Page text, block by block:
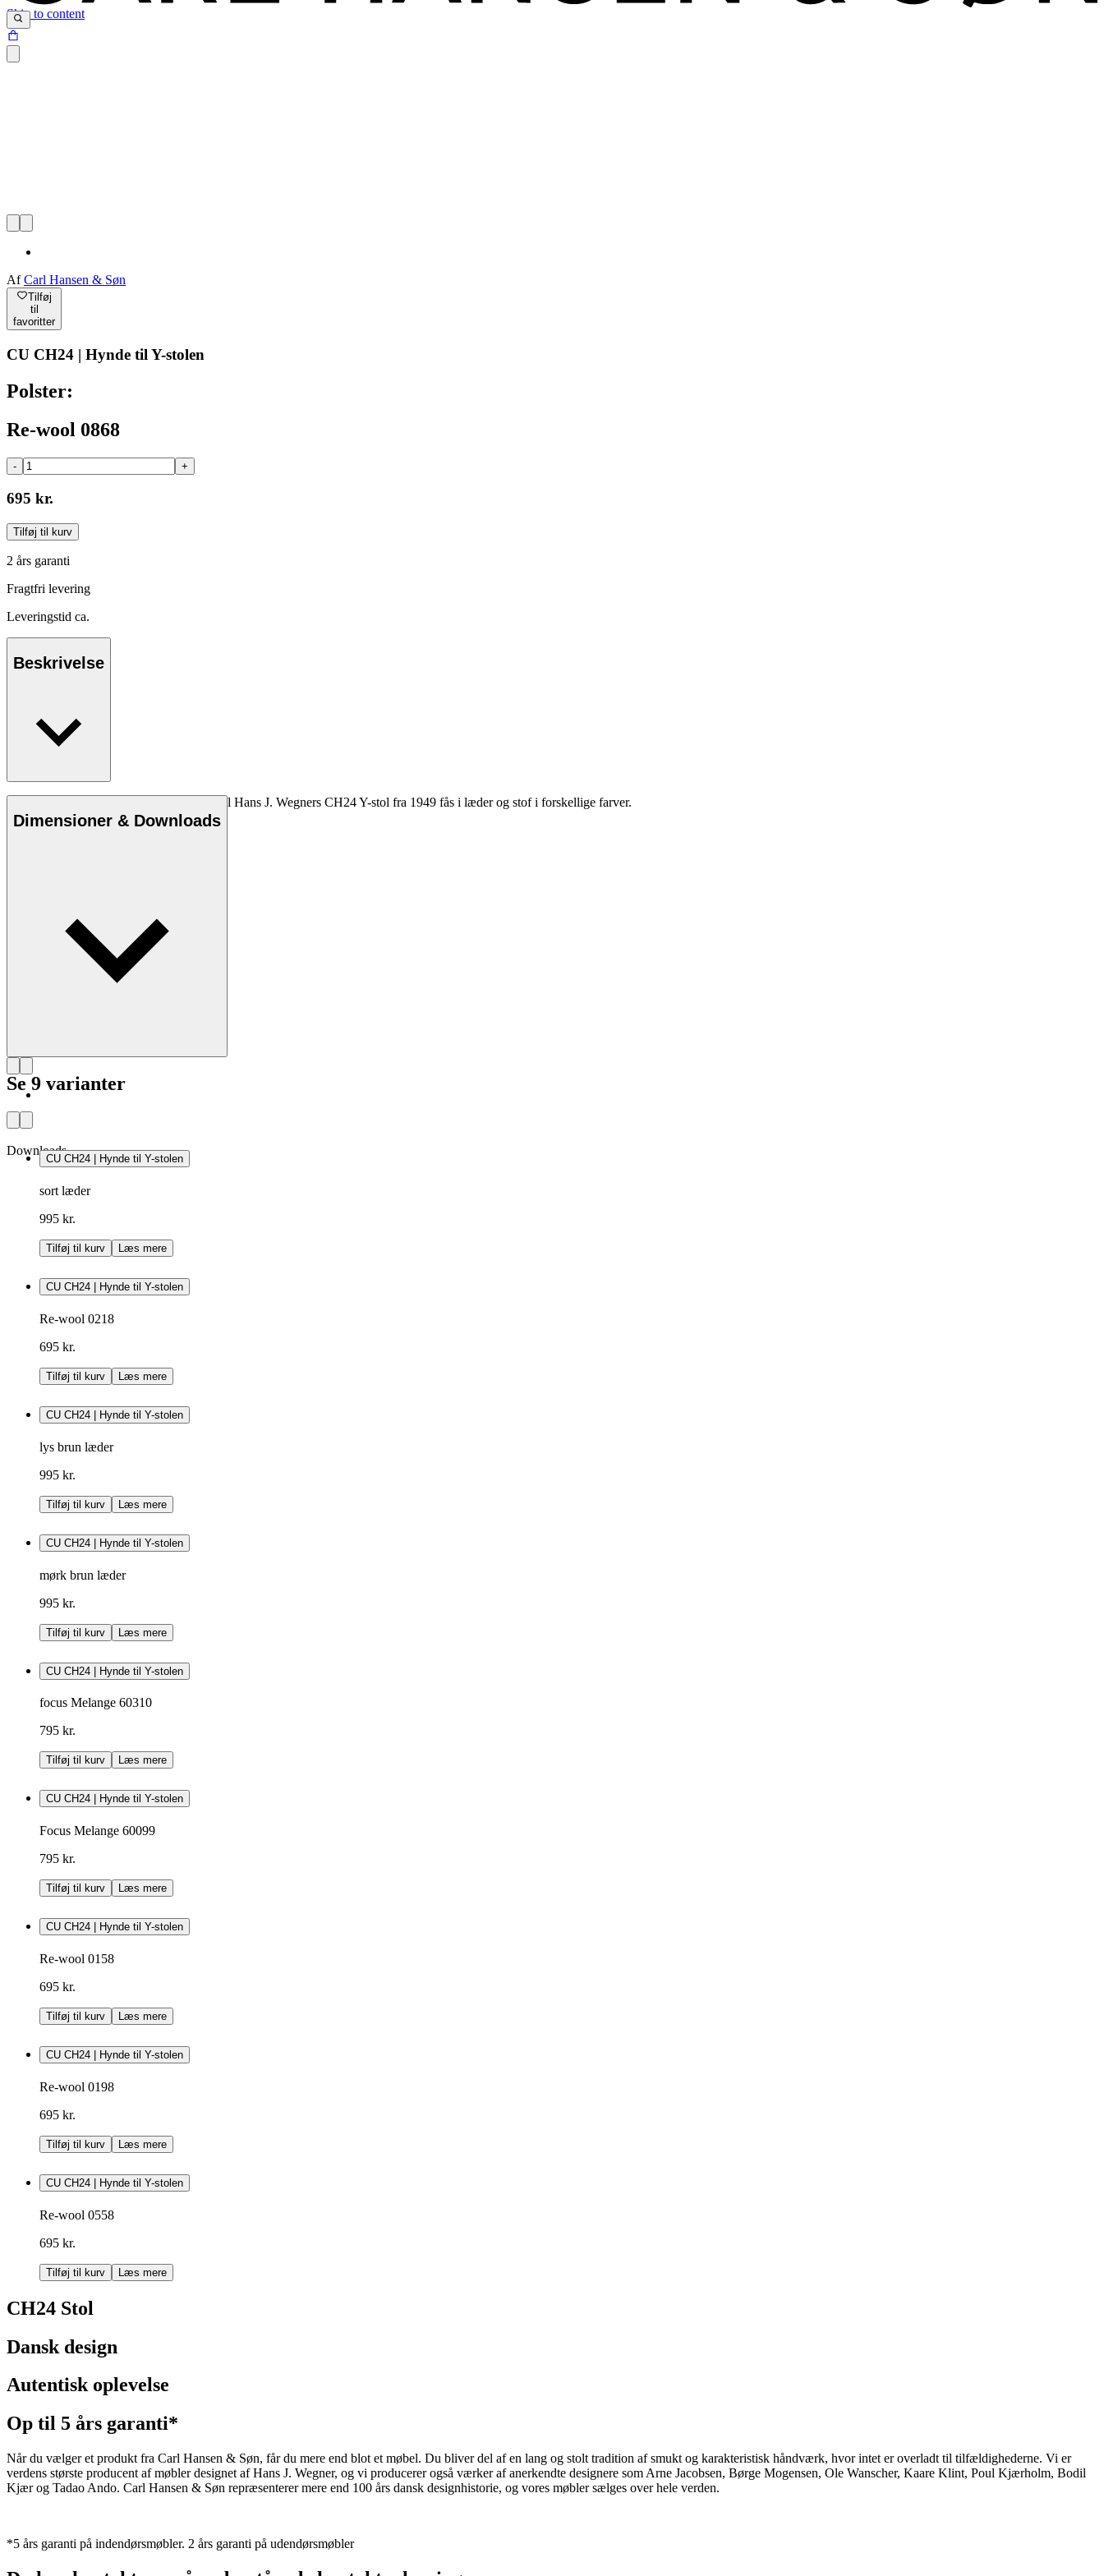
Skip to content
AfCarl Hansen & Søn
Tilføj
til
favoritter
CU CH24 | Hynde til Y-stolen
Polster:
Re-wool 0868
- +
695 kr.
Tilføj til kurv
2 års garanti
Fragtfri levering
Leveringstid ca.
Beskrivelse
Den originale Carl Hansen & Søn hynde til Hans J. Wegners CH24 Y-stol fra 1949 fås i læder og stof i forskellige farver.
Dimensioner & Downloads
Downloads
Se 9 varianter
CU CH24 | Hynde til Y-stolen
sort læder
995 kr.
Tilføj til kurv Læs mere
CU CH24 | Hynde til Y-stolen
Re-wool 0218
695 kr.
Tilføj til kurv Læs mere
CU CH24 | Hynde til Y-stolen
lys brun læder
995 kr.
Tilføj til kurv Læs mere
CU CH24 | Hynde til Y-stolen
mørk brun læder
995 kr.
Tilføj til kurv Læs mere
CU CH24 | Hynde til Y-stolen
focus Melange 60310
795 kr.
Tilføj til kurv Læs mere
CU CH24 | Hynde til Y-stolen
Focus Melange 60099
795 kr.
Tilføj til kurv Læs mere
CU CH24 | Hynde til Y-stolen
Re-wool 0158
695 kr.
Tilføj til kurv Læs mere
CU CH24 | Hynde til Y-stolen
Re-wool 0198
695 kr.
Tilføj til kurv Læs mere
CU CH24 | Hynde til Y-stolen
Re-wool 0558
695 kr.
Tilføj til kurv Læs mere
CH24 Stol
Dansk design
Autentisk oplevelse
Op til 5 års garanti*
Når du vælger et produkt fra Carl Hansen & Søn, får du mere end blot et møbel. Du bliver del af en lang og stolt tradition af smukt og karakteristisk håndværk, hvor intet er overladt til tilfældighederne. Vi er
verdens største producent af møbler designet af Hans J. Wegner, og vi producerer også værker af anerkendte designere som Arne Jacobsen, Børge Mogensen, Ole Wanscher, Kaare Klint, Poul Kjærholm, Bodil
Kjær og Tadao Ando. Carl Hansen & Søn repræsenterer mere end 100 års dansk designhistorie, og vores møbler sælges over hele verden.
*5 års garanti på indendørsmøbler. 2 års garanti på udendørsmøbler